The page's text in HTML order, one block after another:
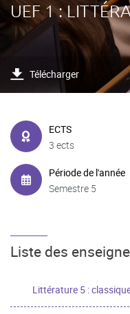
UEF 1 :
Télécharger
ECTS
3 ects
Période de l'année
Semestre 5
Liste des
Littérature 5 :